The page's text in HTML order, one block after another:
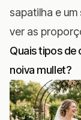
sapatilha e
ver as
Quais tipos de
noiva mullet?